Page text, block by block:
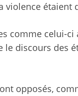
violence étaient
comme celui-
le discours des
opposés,